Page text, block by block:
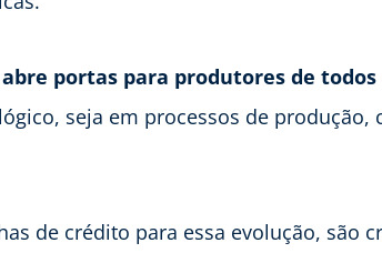
abre portas para produtores de
seja em processos de produção,
de crédito para essa evolução, são